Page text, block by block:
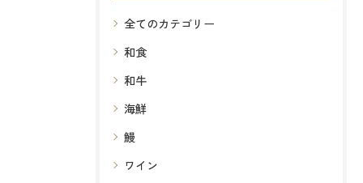
全てのカテゴリー
和食
和牛
海鮮
鰻
ワイン